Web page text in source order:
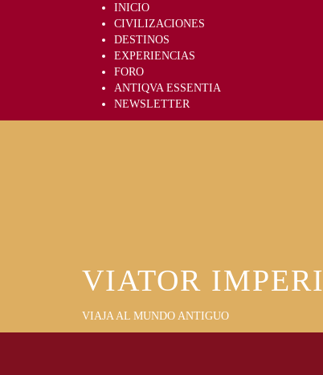
INICIO
CIVILIZACIONES
DESTINOS
EXPERIENCIAS
FORO
ANTIQVA ESSENTIA
NEWSLETTER
VIATOR IMPERI
VIAJA AL MUNDO ANTIGUO